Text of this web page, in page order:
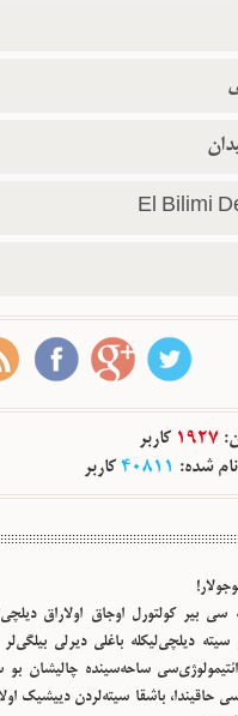
El Bilimi
:
1927 کاربر
شده:
40811 کاربر
سی بیر کولتورل اوجاق اولا‌راق
سیته دیلچی‌لیکله باغلی دیرلی بیلگی‌لر
ساحه‌سینده چالیشان بو
حاقیندا، باشقا سیته‌لردن دییشیک